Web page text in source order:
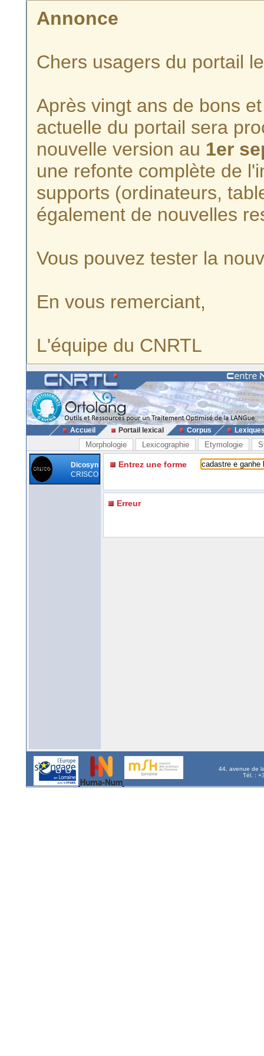
Annonce
Chers usagers du portail
Après vingt ans de bons
actuelle du portail sera
nouvelle version au 1er
une refonte complète de
supports (ordinateurs,
également de nouvelles
Vous pouvez tester la
En vous remerciant,
L'équipe du CNRTL
Accueil Portail lexical Corpus
Morphologie Lexicographie Etymologie
Dicosyn
CRISCO
Entrez une forme
Erreur
44, avenue de
Tél. :